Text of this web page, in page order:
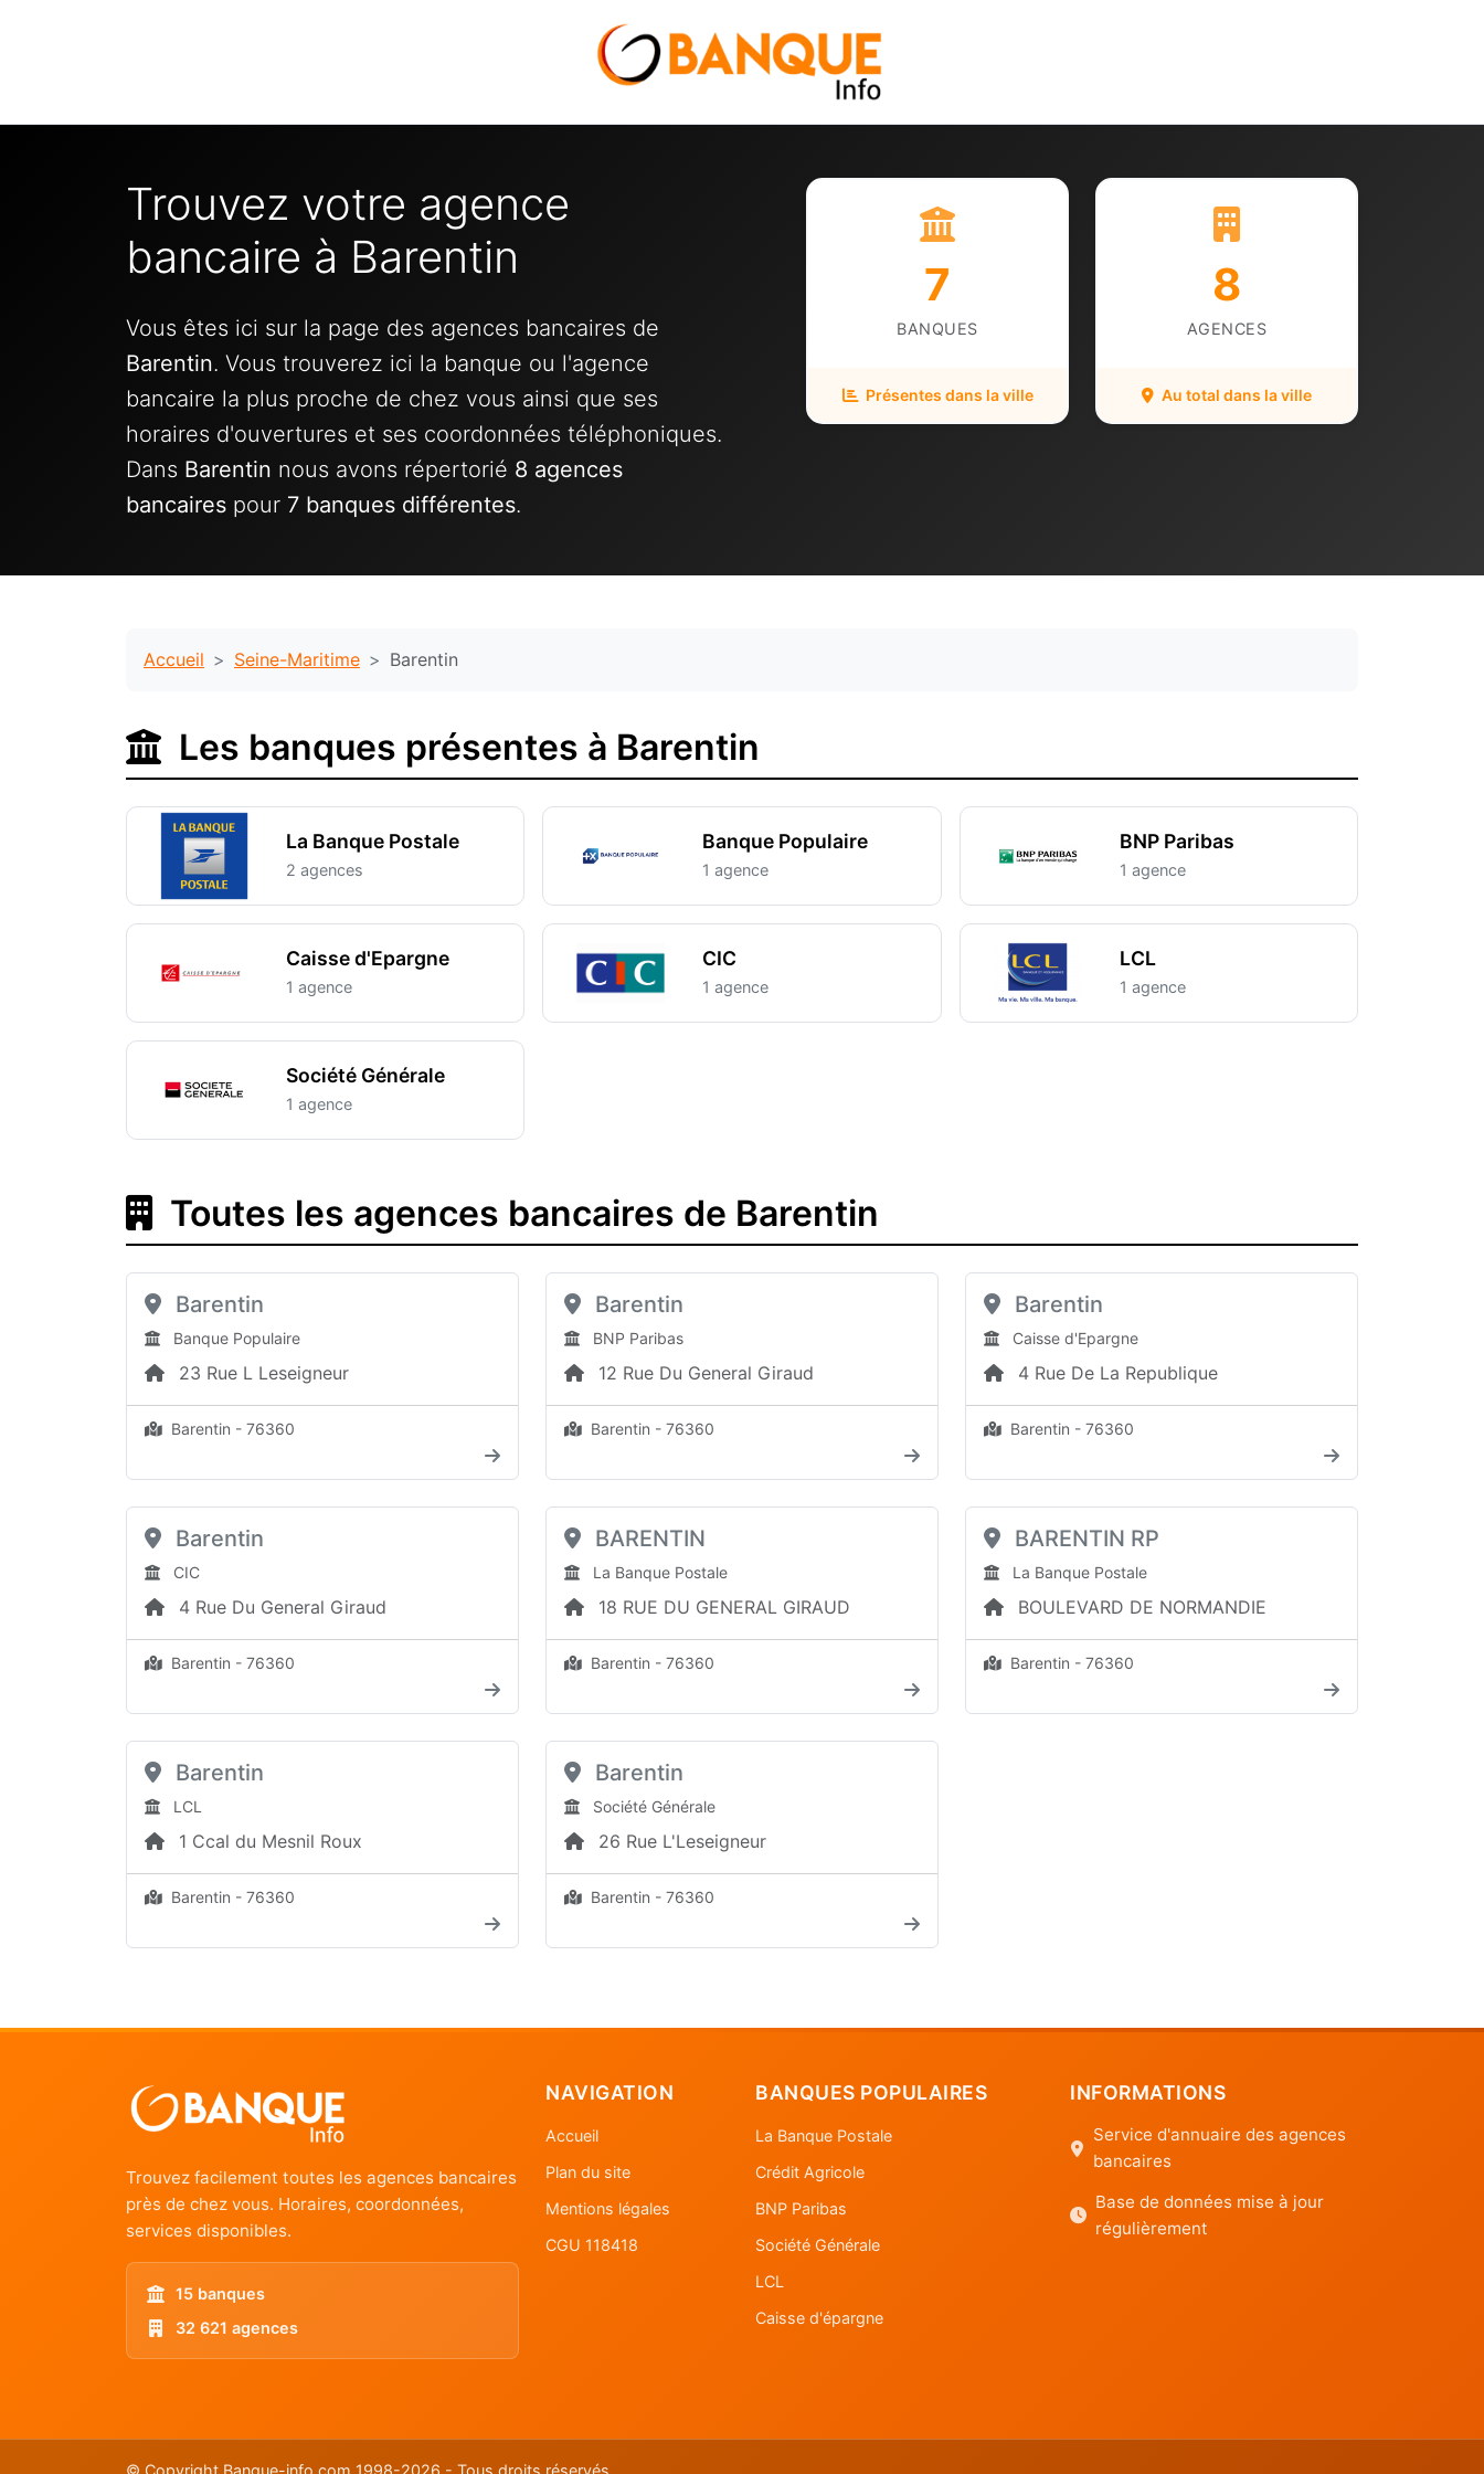
Trouvez votre agence
bancaire à Barentin
Vous êtes ici sur la page des agences bancaires de
Barentin. Vous trouverez ici la banque ou l'agence
bancaire la plus proche de chez vous ainsi que ses
horaires d'ouvertures et ses coordonnées téléphoniques.
Dans Barentin nous avons répertorié 8 agences
bancaires pour 7 banques différentes.
7
BANQUES
Présentes dans la ville
8
AGENCES
Au total dans la ville
Accueil Seine-Maritime Barentin
Les banques présentes à Barentin
La Banque Postale
2 agences
Banque Populaire
1 agence
BNP Paribas
1 agence
Caisse d'Epargne
1 agence
CIC
1 agence
LCL
1 agence
Société Générale
1 agence
Toutes les agences bancaires de Barentin
Barentin
Banque Populaire
23 Rue L Leseigneur
Barentin - 76360
Barentin
BNP Paribas
12 Rue Du General Giraud
Barentin - 76360
Barentin
Caisse d'Epargne
4 Rue De La Republique
Barentin - 76360
Barentin
CIC
4 Rue Du General Giraud
Barentin - 76360
BARENTIN
La Banque Postale
18 RUE DU GENERAL GIRAUD
Barentin - 76360
BARENTIN RP
La Banque Postale
BOULEVARD DE NORMANDIE
Barentin - 76360
Barentin
LCL
1 Ccal du Mesnil Roux
Barentin - 76360
Barentin
Société Générale
26 Rue L'Leseigneur
Barentin - 76360
Trouvez facilement toutes les agences bancaires
près de chez vous. Horaires, coordonnées,
services disponibles.
15 banques
32 621 agences
NAVIGATION
Accueil
Plan du site
Mentions légales
CGU 118418
BANQUES POPULAIRES
La Banque Postale
Crédit Agricole
BNP Paribas
Société Générale
LCL
Caisse d'épargne
INFORMATIONS
Service d'annuaire des agences
bancaires
Base de données mise à jour
régulièrement
© Copyright Banque-info.com 1998-2026 - Tous droits réservés